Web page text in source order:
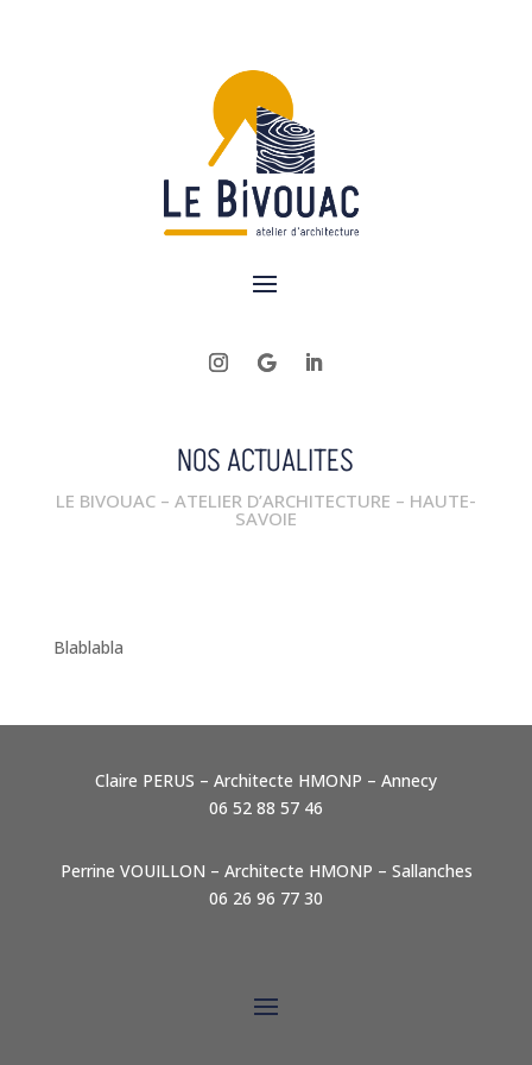
NOS ACTUALITES
LE BIVOUAC – ATELIER D’ARCHITECTURE – HAUTE-
SAVOIE
Blablabla
Claire PERUS – Architecte HMONP – Annecy
06 52 88 57 46
Perrine VOUILLON – Architecte HMONP – Sallanches
06 26 96 77 30